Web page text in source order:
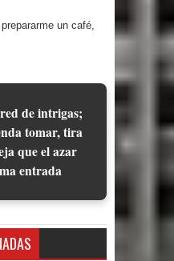
un café,
de intrigas;
tomar, tira
que el azar
entrada